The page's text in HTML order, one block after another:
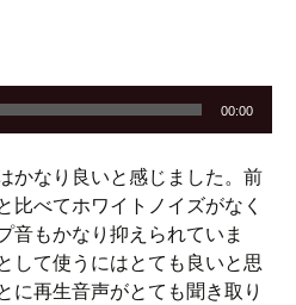
00:00
かなり良いと感じました。前
比べてホワイトノイズがなく
音もかなり抑えられていま
して使うにはとても良いと思
に再生音声がとても聞き取り